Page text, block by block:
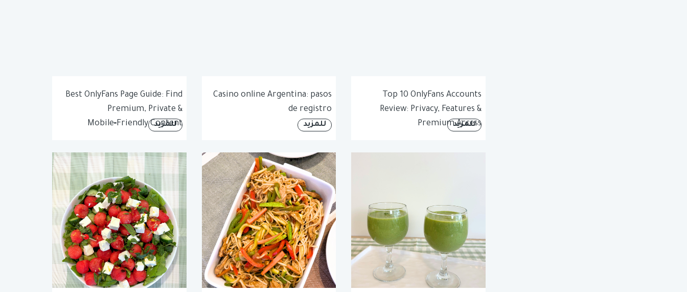
Top 10 OnlyFans Accounts
Review: Privacy, Features &
Premium Access
للمزيد
Casino online Argentina: pasos
de registro
للمزيد
Best OnlyFans Page Guide: Find
Premium, Private &
Mobile‑Friendly Content
للمزيد